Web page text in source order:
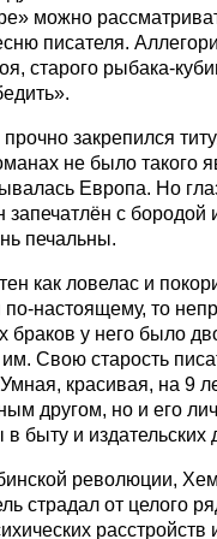
можно
писателя.
старого рыбака-
закрепился
не было такого
Европа. Но
запечатлён с бородой
печальны.
как ловелас и
настоящему, то
браков у него было
Свою старость
красивая, на 9
другом, но и его
быту и издательских
революции,
страдал от целого